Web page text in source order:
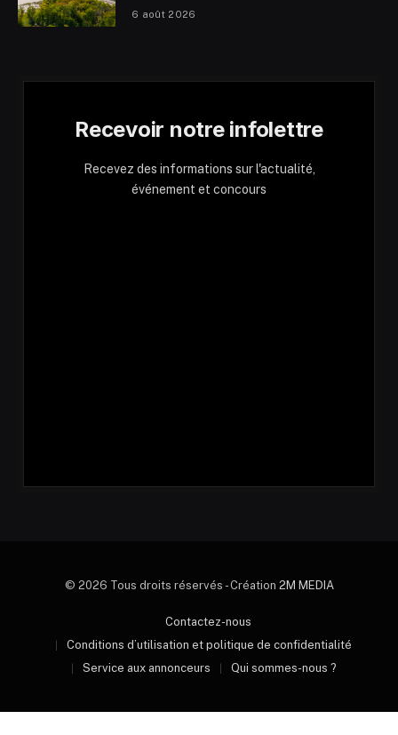
6 août 2026
Recevoir notre infolettre
Recevez des informations sur l'actualité,
événement et concours
© 2026 Tous droits réservés - Création 2M MEDIA
Contactez-nous
Conditions d’utilisation et politique de confidentialité
Service aux annonceurs
Qui sommes-nous ?